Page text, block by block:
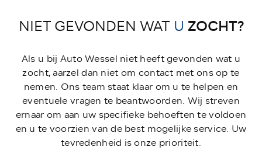
NIET GEVONDEN WAT U ZOCHT?
Als u bij Auto Wessel niet heeft gevonden wat u
zocht, aarzel dan niet om contact met ons op te
nemen. Ons team staat klaar om u te helpen en
eventuele vragen te beantwoorden. Wij streven
ernaar om aan uw specifieke behoeften te voldoen
en u te voorzien van de best mogelijke service. Uw
tevredenheid is onze prioriteit.